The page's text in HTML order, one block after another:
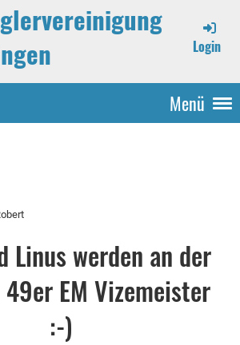
Login
Menü
Linus werden an der
EM Vizemeister
:-)